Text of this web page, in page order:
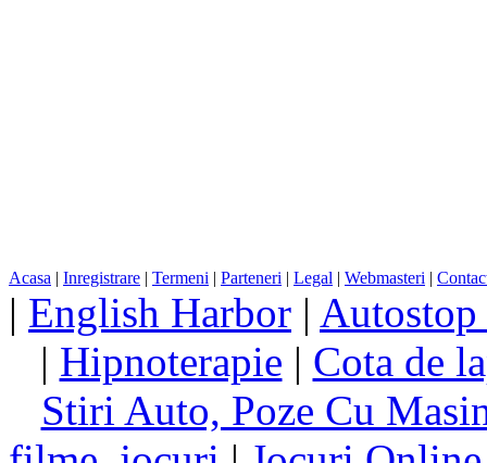
Acasa | Inregistrare | Termeni | Parteneri | Legal | Webmasteri |
| English Harbor |
| Hipnoterapie | Cota de
Stiri Auto, Poze Cu